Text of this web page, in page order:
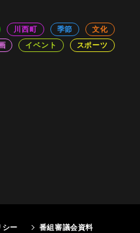
川西町 季節
文化
イベント
スポーツ
シー 番組審議会資料